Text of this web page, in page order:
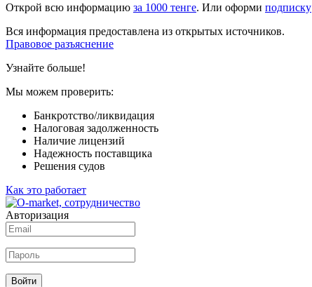
Открой всю информацию за 1000 тенге. Или оформи подписку
Вся информация предоставлена из открытых источников.
Правовое разъяснение
Узнайте больше!
Мы можем проверить:
Банкротство/ликвидация
Налоговая задолженность
Наличие лицензий
Надежность поставщика
Решения судов
Как это работает
Авторизация
Войти